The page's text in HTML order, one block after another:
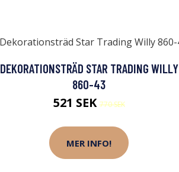
DEKORATIONSTRÄD STAR TRADING WILLY
860-43
521 SEK770 SEK
MER INFO!